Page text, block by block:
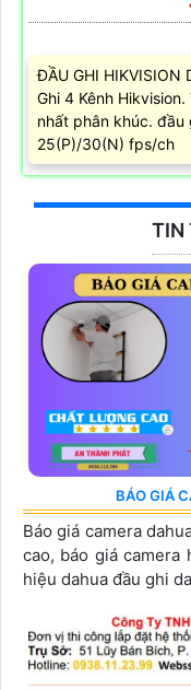
ĐẦU GHI HIKVISION
Ghi 4 Kênh
nhất phân khúc. đầu
25(P)/30(N) fps/ch
TIN
BÁO GIÁ
Báo giá camera
cao, báo giá camera
hiệu dahua đầu ghi